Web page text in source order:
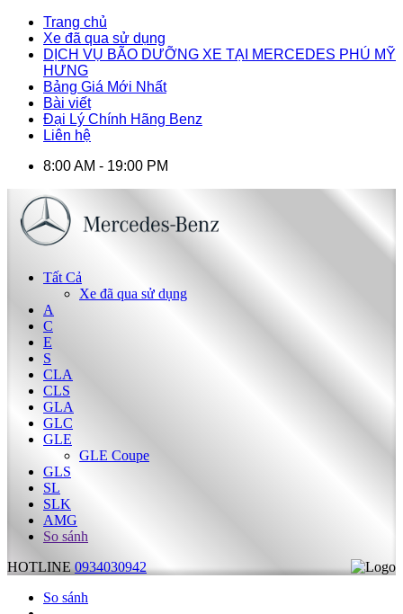
Trang chủ
Xe đã qua sử dụng
DỊCH VỤ BÃO DƯỠNG XE TẠI MERCEDES PHÚ MỸ
HƯNG
Bảng Giá Mới Nhất
Bài viết
Đại Lý Chính Hãng Benz
Liên hệ
8:00 AM - 19:00 PM
Tất Cả
Xe đã qua sử dụng
A
C
E
S
CLA
CLS
GLA
GLC
GLE
GLE Coupe
GLS
SL
SLK
AMG
So sánh
HOTLINE 0934030942
So sánh